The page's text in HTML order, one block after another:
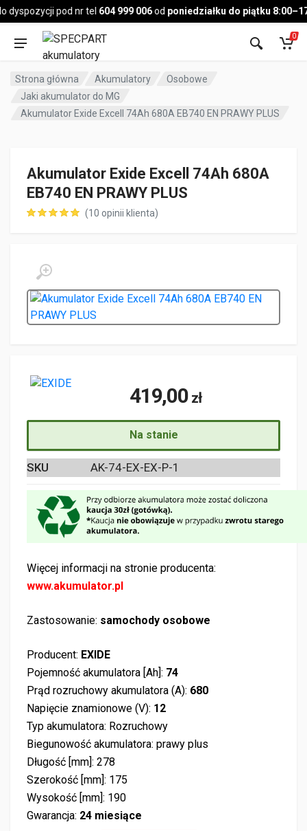
pod nr tel604 999 006odponiedziałku do piątku
Pojazd
0
Strona główna Akumulatory
Osobowe
Jaki akumulator do MG
Akumulator Exide Excell 74Ah 680A EB740 EN PRAWY PLUS
Akumulator Exide Excell 74Ah 680A
EB740 EN PRAWY PLUS
(10 opinii klienta)
419,00 zł
Na stanie
SKU AK-74-EX-EX-P-1
Więcej informacji na stronie producenta:
www.akumulator.pl
Zastosowanie: samochody osobowe
Producent: EXIDE
Pojemność akumulatora [Ah]: 74
Prąd rozruchowy akumulatora (A): 680
Napięcie znamionowe (V): 12
Typ akumulatora: Rozruchowy
Biegunowość akumulatora: prawy plus
Długość [mm]: 278
Szerokość [mm]: 175
Wysokość [mm]: 190
Gwarancja: 24 miesiące